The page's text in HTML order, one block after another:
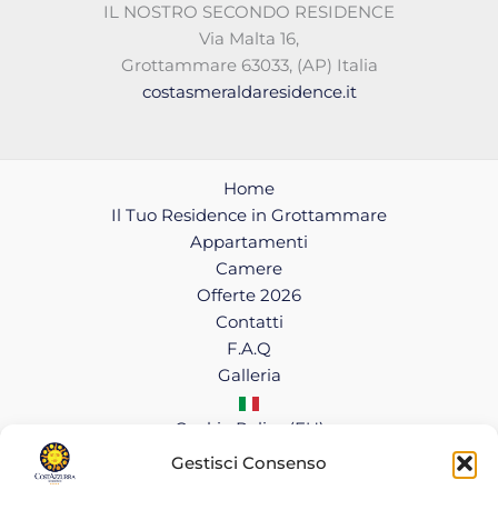
Gestisci Consenso
IL NOSTRO SECONDO RESIDENCE
Via Malta 16,
Grottammare 63033, (AP) Italia
costasmeraldaresidence.it
Home
Il Tuo Residence in Grottammare
Appartamenti
Camere
Offerte 2026
Contatti
F.A.Q
Galleria
Cookie Policy (EU)